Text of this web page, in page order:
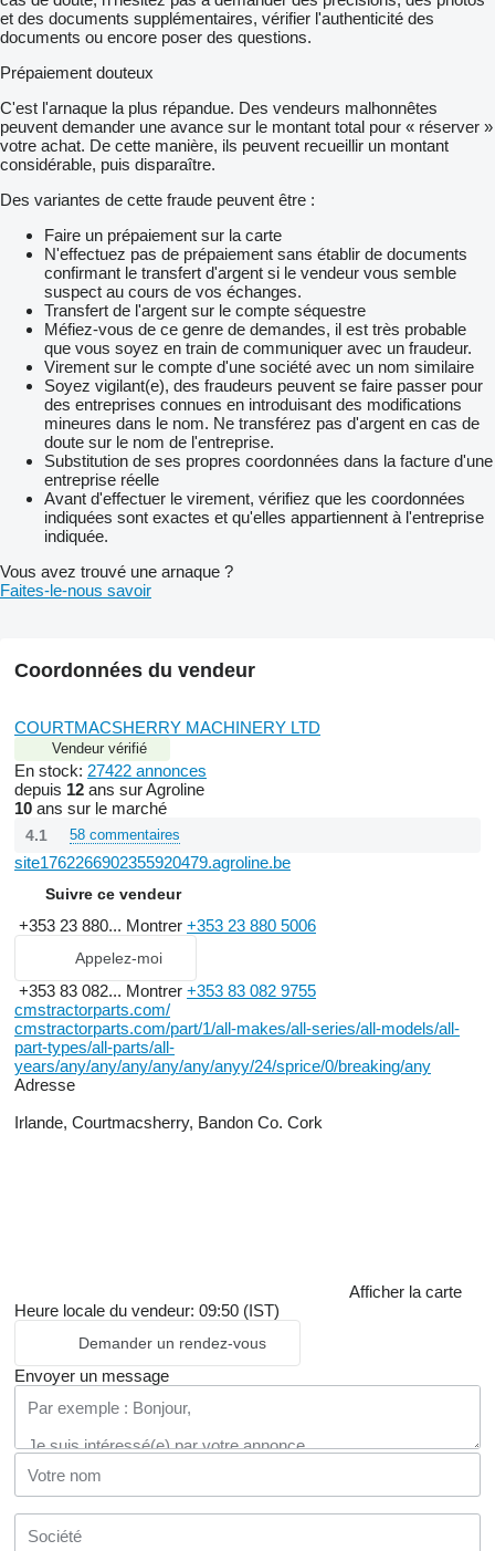
et des documents supplémentaires, vérifier l'authenticité des
documents ou encore poser des questions.
Prépaiement douteux
C'est l'arnaque la plus répandue. Des vendeurs malhonnêtes
peuvent demander une avance sur le montant total pour « réserver »
votre achat. De cette manière, ils peuvent recueillir un montant
considérable, puis disparaître.
Des variantes de cette fraude peuvent être :
Faire un prépaiement sur la carte
N'effectuez pas de prépaiement sans établir de documents
confirmant le transfert d'argent si le vendeur vous semble
suspect au cours de vos échanges.
Transfert de l'argent sur le compte séquestre
Méfiez-vous de ce genre de demandes, il est très probable
que vous soyez en train de communiquer avec un fraudeur.
Virement sur le compte d'une société avec un nom similaire
Soyez vigilant(e), des fraudeurs peuvent se faire passer pour
des entreprises connues en introduisant des modifications
mineures dans le nom. Ne transférez pas d'argent en cas de
doute sur le nom de l'entreprise.
Substitution de ses propres coordonnées dans la facture d'une
entreprise réelle
Avant d'effectuer le virement, vérifiez que les coordonnées
indiquées sont exactes et qu'elles appartiennent à l'entreprise
indiquée.
Vous avez trouvé une arnaque ?
Faites-le-nous savoir
Coordonnées du vendeur
COURTMACSHERRY MACHINERY LTD
Vendeur vérifié
En stock: 27422 annonces
depuis 12 ans sur Agroline
10 ans sur le marché
4.1 58 commentaires
site1762266902355920479.agroline.be
Suivre ce vendeur
+353 23 880... Montrer +353 23 880 5006
Appelez-moi
+353 83 082... Montrer +353 83 082 9755
cmstractorparts.com/
cmstractorparts.com/part/1/all-makes/all-series/all-models/all-
part-types/all-parts/all-
years/any/any/any/any/any/anyy/24/sprice/0/breaking/any
Adresse
Irlande, Courtmacsherry, Bandon Co. Cork
Afficher la carte
Heure locale du vendeur: 09:50 (IST)
Demander un rendez-vous
Envoyer un message